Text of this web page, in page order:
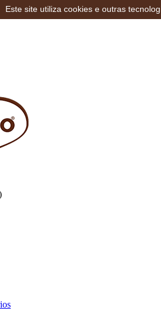
Este site utiliza cookies e outras